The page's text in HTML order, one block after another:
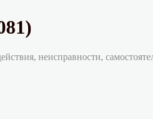
неисправности,